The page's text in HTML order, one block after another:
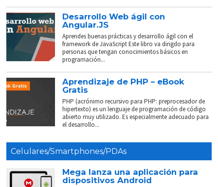
Desarrollo Web ágil con
Angular.JS
Aprendes buenas prácticas y desarrollo ágil con el
framework de JavaScript Este libro va dirigdo para
personas que tengan conocimientos básicos en
programación...
Aprendizaje de PHP – eBook
Gratis
PHP (acrónimo recursivo para PHP: preprocesador de
hipertexto) es un lenguaje de programación de código
abierto muy utilizado. Es especialmente adecuado para
el desarrollo...
Celulares/Smartphones/PDAs
Mega lanza una aplicación para
dispositivos Android